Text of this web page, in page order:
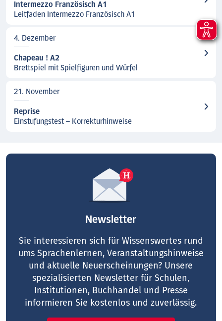
Intermezzo Französisch A1
Leitfaden Intermezzo Französisch A1
4. Dezember
Chapeau ! A2
Brettspiel mit Spielfiguren und Würfel
21. November
Reprise
Einstufungstest – Korrekturhinweise
Newsletter
Sie interessieren sich für Wissenswertes rund
ums Sprachenlernen, Veranstaltungshinweise
und aktuelle Neuerscheinungen? Unsere
spezialisierten Newsletter für Schulen,
Institutionen, Buchhandel und Presse
informieren Sie kostenlos und zuverlässig.